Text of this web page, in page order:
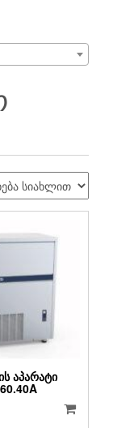
ᲐᲞᲐᲠᲐᲢᲘ